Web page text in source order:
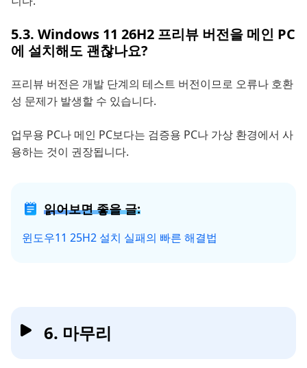
5.3. Windows 11 26H2 프리뷰 버전을 메인 PC
에 설치해도 괜찮나요?
프리뷰 버전은 개발 단계의 테스트 버전이므로 오류나 호환
성 문제가 발생할 수 있습니다.
업무용 PC나 메인 PC보다는 검증용 PC나 가상 환경에서 사
용하는 것이 권장됩니다.
읽어보면 좋을 글:
윈도우11 25H2 설치 실패의 빠른 해결법
6. 마무리